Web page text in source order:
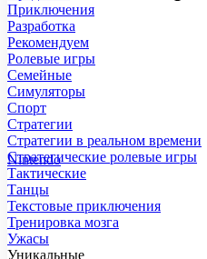
Nintendo
Приключения
Разработка
Рекомендуем
Ролевые игры
Семейные
Симуляторы
Спорт
Стратегии
Стратегии в реальном времени
Стратегические ролевые игры
Тактические
Танцы
Текстовые приключения
Тренировка мозга
Ужасы
Уникальные